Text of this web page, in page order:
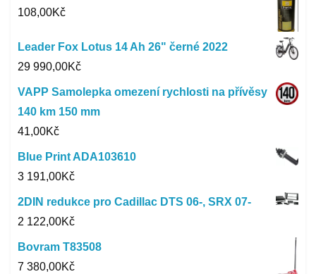
108,00Kč
Leader Fox Lotus 14 Ah 26" černé 2022
29 990,00Kč
VAPP Samolepka omezení rychlosti na přívěsy
140 km 150 mm
41,00Kč
Blue Print ADA103610
3 191,00Kč
2DIN redukce pro Cadillac DTS 06-, SRX 07-
2 122,00Kč
Bovram T83508
7 380,00Kč